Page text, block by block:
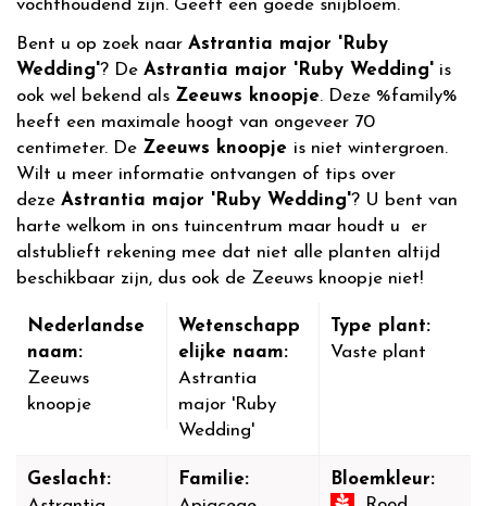
vochthoudend zijn. Geeft een goede snijbloem.
Bent u op zoek naar Astrantia major 'Ruby
Wedding'? De Astrantia major 'Ruby Wedding' is
ook wel bekend als Zeeuws knoopje. Deze %family%
heeft een maximale hoogt van ongeveer 70
centimeter. De Zeeuws knoopje is niet wintergroen.
Wilt u meer informatie ontvangen of tips over
deze Astrantia major 'Ruby Wedding'? U bent van
harte welkom in ons tuincentrum maar houdt u er
alstublieft rekening mee dat niet alle planten altijd
beschikbaar zijn, dus ook de Zeeuws knoopje niet!
Nederlandse
naam:
Zeeuws
knoopje
Wetenschapp
elijke naam:
Astrantia
major 'Ruby
Wedding'
Type plant:
Vaste plant
Geslacht:
Familie:
Bloemkleur: